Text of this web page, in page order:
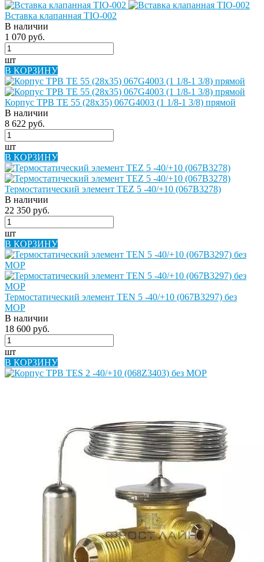
Вставка клапанная TIO-002
В наличии
1 070 руб.
шт
В КОРЗИНУ
Корпус ТРВ TE 55 (28х35) 067G4003 (1 1/8-1 3/8) прямой
В наличии
8 622 руб.
шт
В КОРЗИНУ
Термостатический элемент TEZ 5 -40/+10 (067B3278)
В наличии
22 350 руб.
шт
В КОРЗИНУ
Термостатический элемент TEN 5 -40/+10 (067B3297) без
MOP
В наличии
18 600 руб.
шт
В КОРЗИНУ